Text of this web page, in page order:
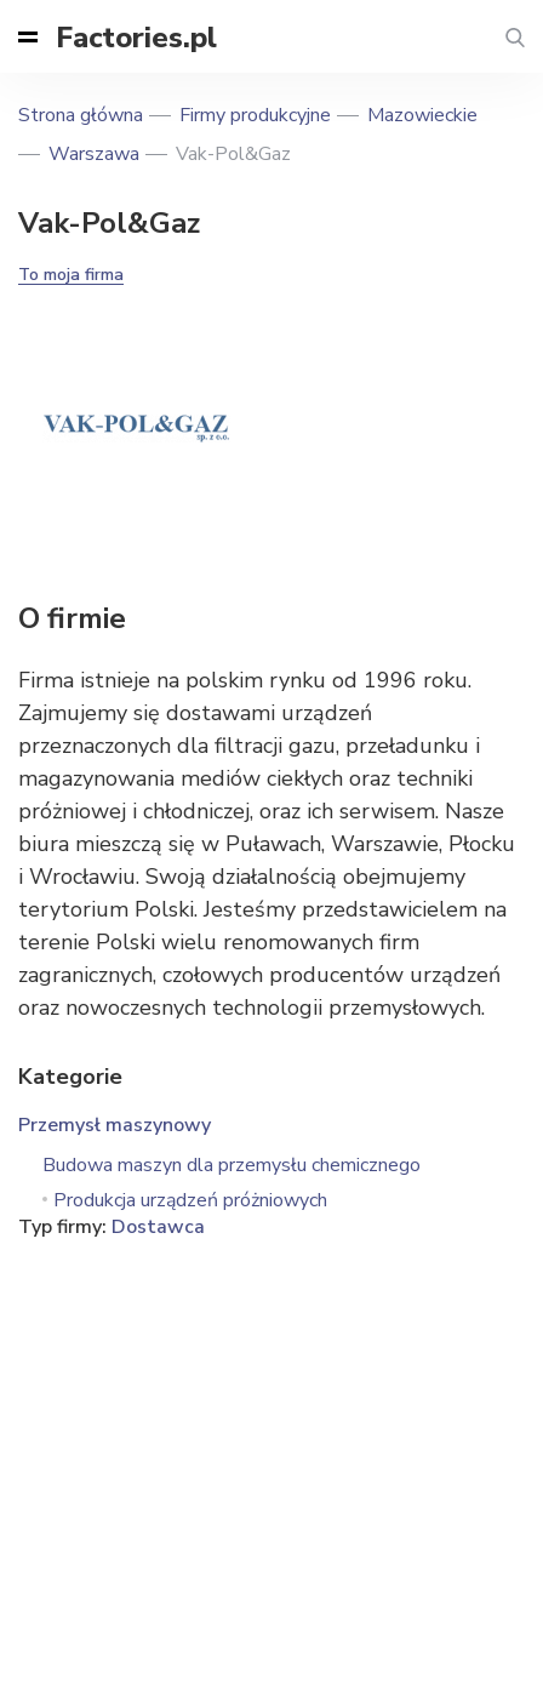
Factories.pl
Strona główna Firmy produkcyjne
Mazowieckie
Warszawa
Vak-Pol&Gaz
Vak-Pol&Gaz
To moja firma
O firmie
Firma istnieje na polskim rynku od 1996 roku.
Zajmujemy się dostawami urządzeń
przeznaczonych dla filtracji gazu, przeładunku i
magazynowania mediów ciekłych oraz techniki
próżniowej i chłodniczej, oraz ich serwisem. Nasze
biura mieszczą się w Puławach, Warszawie, Płocku
i Wrocławiu. Swoją działalnością obejmujemy
terytorium Polski. Jesteśmy przedstawicielem na
terenie Polski wielu renomowanych firm
zagranicznych, czołowych producentów urządzeń
oraz nowoczesnych technologii przemysłowych.
Kategorie
Przemysł maszynowy
Budowa maszyn dla przemysłu chemicznego
Produkcja urządzeń próżniowych
Typ firmy: Dostawca